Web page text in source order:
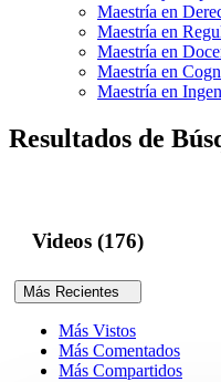
Maestría en
Maestría en
Maestría en
Maestría en
Maestría en
Resultados de
Videos (176)
Más Recientes
Más Vistos
Más Comentados
Más Compartidos